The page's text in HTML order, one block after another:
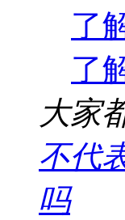
了
了
大家
不代
吗